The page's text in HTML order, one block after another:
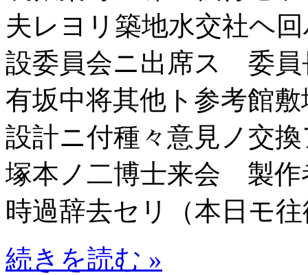
夫レヨリ築地水交社ヘ
設委員会ニ出席ス 委
有坂中将其他ト参考館
設計ニ付種々意見ノ
塚本ノ二博士来会 製作
時過辞去セリ（本日モ
続きを読む »